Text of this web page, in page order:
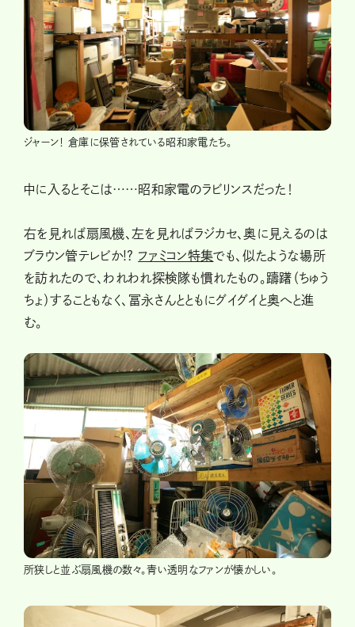
ジャーン！ 倉庫に保管されている昭和家電たち。
中に入るとそこは……昭和家電のラビリンスだった！
右を見れば扇風機、左を見ればラジカセ、奥に見えるのは
ブラウン管テレビか!? ファミコン特集でも、似たような場所
を訪れたので、われわれ探検隊も慣れたもの。躊躇（ちゅう
ちょ）することもなく、冨永さんとともにグイグイと奥へと進
む。
所狭しと並ぶ扇風機の数々。青い透明なファンが懐かしい。